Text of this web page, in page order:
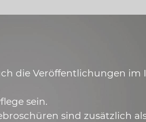
die Veröffentlichungen im
sein.
sind zusätzlich